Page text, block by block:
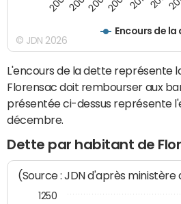
Encours de
© JDN 2026
L'encours de la dette représente
Florensac doit rembourser aux
présentée ci-dessus représente
décembre.
Dette par habitant de
(Source : JDN d'après ministère
1250